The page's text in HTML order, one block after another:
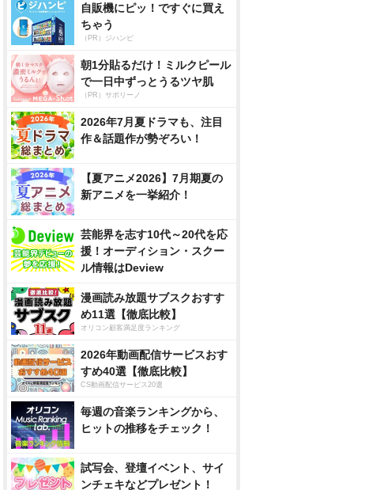
自販機にピッ！ですぐに買え
ちゃう
（PR）ジハンピ
朝1分貼るだけ！ミルクピール
で一日中ずっとうるツヤ肌
（PR）サボリーノ
2026年7月夏ドラマも、注目
作＆話題作が勢ぞろい！
【夏アニメ2026】7月期夏の
新アニメを一挙紹介！
芸能界を志す10代～20代を応
援！オーディション・スクー
ル情報はDeview
漫画読み放題サブスクおすす
め11選【徹底比較】
オリコン顧客満足度ランキング
2026年動画配信サービスおす
すめ40選【徹底比較】
CS動画配信サービス20選
毎週の音楽ランキングから、
ヒットの推移をチェック！
試写会、登壇イベント、サイ
ンチェキなどプレゼント！